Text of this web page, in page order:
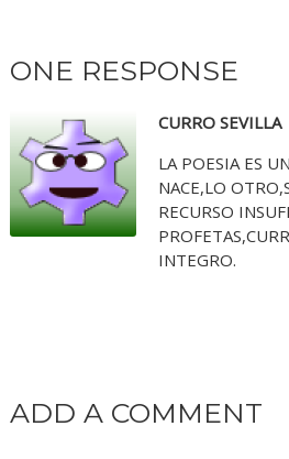
ONE RESPONSE
CURRO SEVILLA
LA POESIA ES
NACE,LO
RECURSO
INTEGRO.
ADD A COMMENT